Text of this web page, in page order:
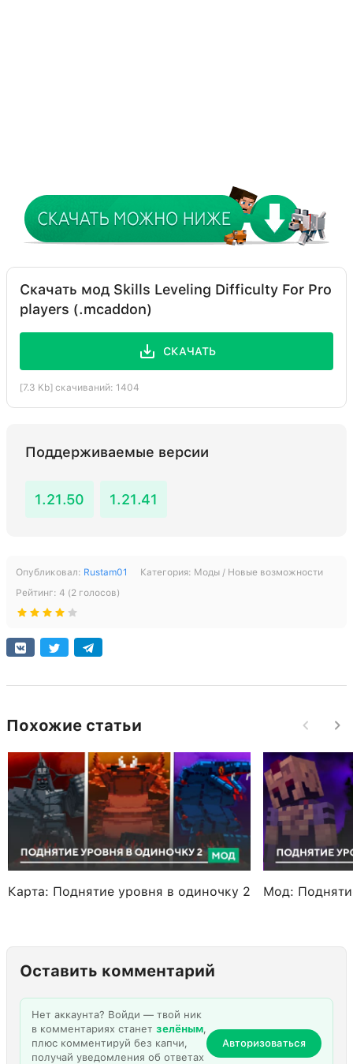
Скачать мод Skills Leveling Difficulty For Pro
players (.mcaddon)
СКАЧАТЬ
[7.3 Kb] скачиваний: 1404
Поддерживаемые версии
1.21.50 1.21.41
Опубликовал: Rustam01 Категория: Моды / Новые возможности
Рейтинг: 4 (2 голосов)
Похожие статьи
Карта: Поднятие уровня в одиночку 2 Мод:
Оставить комментарий
Нет аккаунта? Войди — твой ник
в комментариях станет зелёным,
плюс комментируй без капчи,
получай уведомления об ответах
Авторизоваться